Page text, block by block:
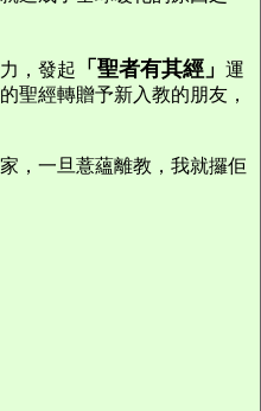
，發起 「聖者有其經」 運
聖經轉贈予新入教的朋友，
，一旦薏蘊離教，我就攞佢